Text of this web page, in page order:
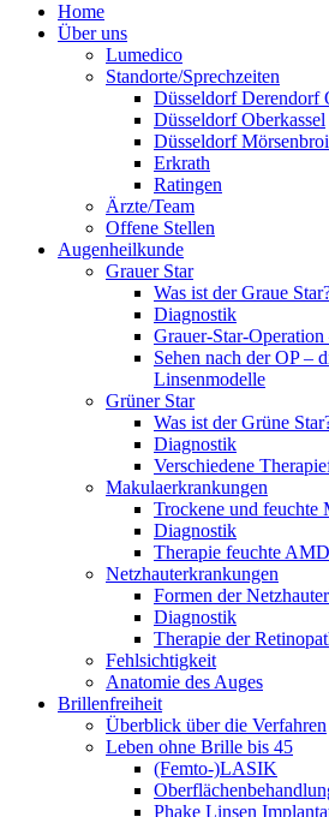
Home
Über uns
Lumedico
Standorte/Sprechzeiten
Düsseldorf Derendorf
Düsseldorf Oberkassel
Düsseldorf
Erkrath
Ratingen
Ärzte/Team
Offene Stellen
Augenheilkunde
Grauer Star
Was ist der Graue
Diagnostik
Grauer-Star-
Sehen nach der OP –
Linsenmodelle
Grüner Star
Was ist der Grüne
Diagnostik
Verschiedene
Makulaerkrankungen
Trockene und feuchte
Diagnostik
Therapie feuchte
Netzhauterkrankungen
Formen der
Diagnostik
Therapie der
Fehlsichtigkeit
Anatomie des Auges
Brillenfreiheit
Überblick über die Verfahren
Leben ohne Brille bis 45
(Femto-)LASIK
Phake Linsen